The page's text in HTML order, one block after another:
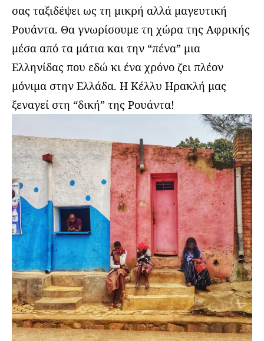
σας ταξιδέψει ως τη μικρή αλλά μαγευτική
Ρουάντα. Θα γνωρίσουμε τη χώρα της Αφρικής
μέσα από τα μάτια και την “πένα” μια
Ελληνίδας που εδώ κι ένα χρόνο ζει πλέον
μόνιμα στην Ελλάδα. Η Κέλλυ Ηρακλή μας
ξεναγεί στη “δική” της Ρουάντα!